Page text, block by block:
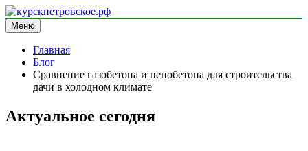
Перейти
к
содержимому
курскпетровское.рф
информационный сайт
Меню
Главная
Блог
Сравнение газобетона и пенобетона для строительства
дачи в холодном климате
Актуальное сегодня